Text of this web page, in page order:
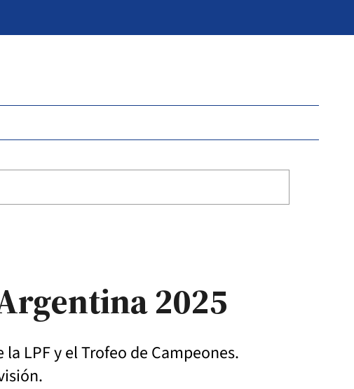
2025
LPF y el Trofeo de Campeones.